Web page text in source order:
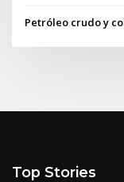
Petróleo crudo y
Top Stories